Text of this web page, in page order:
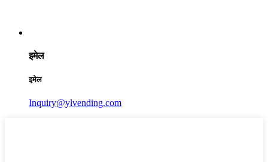
इमेल
इमेल
Inquiry@ylvending.com